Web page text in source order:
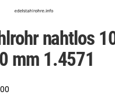
nahtlos
mm 1.4571